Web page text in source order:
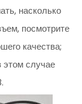
насколько
посмотрите
качества;
этом случае